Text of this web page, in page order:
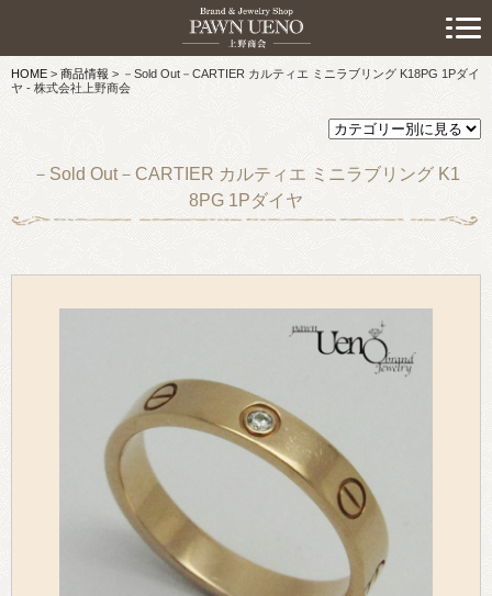
HOME > 商品情報> －Sold Out－CARTIER カルティエ ミニラブリング K18PG 1Pダイ
ヤ - 株式会社上野商会
－Sold Out－CARTIER カルティエ ミニラブリング K1
8PG 1Pダイヤ
> 初めての方へ
> 預けたい方
> 売りたい方
> 買いたい方
> 取り扱い品目
> スタッフおすすめ情報
> お知らせ
> キャンペーン情報
> アクセス